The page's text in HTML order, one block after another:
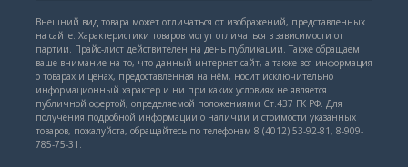
Внешний вид товара может отличаться от изображений, представленных
на сайте. Характеристики товаров могут отличаться в зависимости от
партии. Прайс-лист действителен на день публикации. Также обращаем
ваше внимание на то, что данный интернет-сайт, а также вся информация
о товарах и ценах, предоставленная на нём, носит исключительно
информационный характер и ни при каких условиях не является
публичной офертой, определяемой положениями Ст.437 ГК РФ. Для
получения подробной информации о наличии и стоимости указанных
товаров, пожалуйста, обращайтесь по телефонам 8 (4012) 53-92-81, 8-909-
785-75-31.